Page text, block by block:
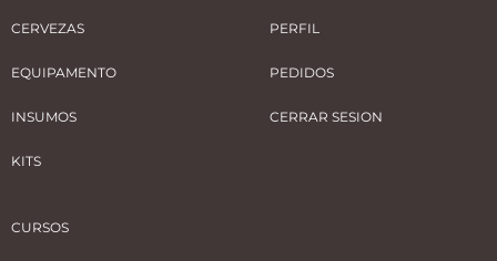
CERVEZAS
EQUIPAMENTO
INSUMOS
KITS
PERFIL
PEDIDOS
CERRAR SESION
CURSOS